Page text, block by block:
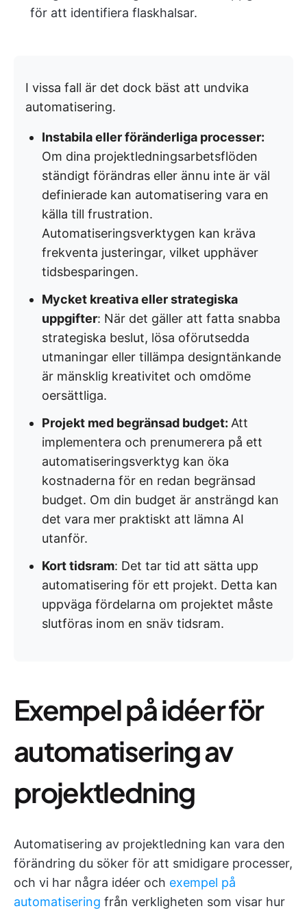
för att identifiera flaskhalsar.
I vissa fall är det dock bäst att undvika
automatisering.
Instabila eller föränderliga processer:
Om dina projektledningsarbetsflöden
ständigt förändras eller ännu inte är väl
definierade kan automatisering vara en
källa till frustration.
Automatiseringsverktygen kan kräva
frekventa justeringar, vilket upphäver
tidsbesparingen.
Mycket kreativa eller strategiska
uppgifter: När det gäller att fatta snabba
strategiska beslut, lösa oförutsedda
utmaningar eller tillämpa designtänkande
är mänsklig kreativitet och omdöme
oersättliga.
Projekt med begränsad budget: Att
implementera och prenumerera på ett
automatiseringsverktyg kan öka
kostnaderna för en redan begränsad
budget. Om din budget är ansträngd kan
det vara mer praktiskt att lämna AI
utanför.
Kort tidsram: Det tar tid att sätta upp
automatisering för ett projekt. Detta kan
uppväga fördelarna om projektet måste
slutföras inom en snäv tidsram.
Exempel på idéer för
automatisering av
projektledning
Automatisering av projektledning kan vara den
förändring du söker för att smidigare processer,
och vi har några idéer och exempel på
automatisering från verkligheten som visar hur